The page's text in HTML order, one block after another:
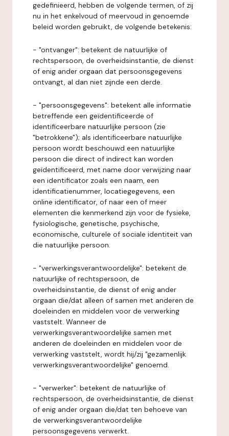
gedefinieerd, hebben de volgende termen, of zij
nu in het enkelvoud of meervoud in genoemde
beleid worden gebruikt, de volgende betekenis:
- "ontvanger": betekent de natuurlijke of
rechtspersoon, de overheidsinstantie, de dienst
of enig ander orgaan dat persoonsgegevens
ontvangt, al dan niet zijnde een derde.
- "persoonsgegevens": betekent alle informatie
betreffende een geïdentificeerde of
identificeerbare natuurlijke persoon (zie
"betrokkene"); als identificeerbare natuurlijke
persoon wordt beschouwd een natuurlijke
persoon die direct of indirect kan worden
geïdentificeerd, met name door verwijzing naar
een identificator zoals een naam, een
identificatienummer, locatiegegevens, een
online identificator, of naar een of meer
elementen die kenmerkend zijn voor de fysieke,
fysiologische, genetische, psychische,
economische, culturele of sociale identiteit van
die natuurlijke persoon.
- "verwerkingsverantwoordelijke": betekent de
natuurlijke of rechtspersoon, de
overheidsinstantie, de dienst of enig ander
orgaan die/dat alleen of samen met anderen de
doeleinden en middelen voor de verwerking
vaststelt. Wanneer de
verwerkingsverantwoordelijke samen met
anderen de doeleinden en middelen voor de
verwerking vaststelt, wordt hij/zij "gezamenlijk
verwerkingsverantwoordelijke" genoemd.
- "verwerker": betekent de natuurlijke of
rechtspersoon, de overheidsinstantie, de dienst
of enig ander orgaan die/dat ten behoeve van
de verwerkingsverantwoordelijke
persoonsgegevens verwerkt.